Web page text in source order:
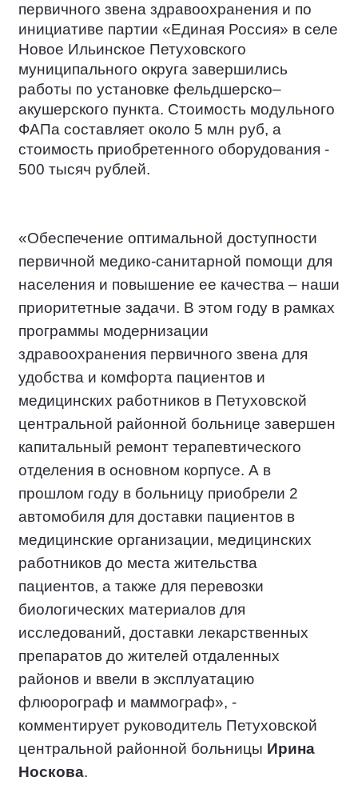
первичного звена здравоохранения и по
инициативе партии «Единая Россия» в селе
Новое Ильинское Петуховского
муниципального округа завершились
работы по установке фельдшерско–
акушерского пункта. Стоимость модульного
ФАПа составляет около 5 млн руб, а
стоимость приобретенного оборудования -
500 тысяч рублей.
«Обеспечение оптимальной доступности
первичной медико-санитарной помощи для
населения и повышение ее качества – наши
приоритетные задачи. В этом году в рамках
программы модернизации
здравоохранения первичного звена для
удобства и комфорта пациентов и
медицинских работников в Петуховской
центральной районной больнице завершен
капитальный ремонт терапевтического
отделения в основном корпусе. А в
прошлом году в больницу приобрели 2
автомобиля для доставки пациентов в
медицинские организации, медицинских
работников до места жительства
пациентов, а также для перевозки
биологических материалов для
исследований, доставки лекарственных
препаратов до жителей отдаленных
районов и ввели в эксплуатацию
флюорограф и маммограф», -
комментирует руководитель Петуховской
центральной районной больницы Ирина
Носкова.